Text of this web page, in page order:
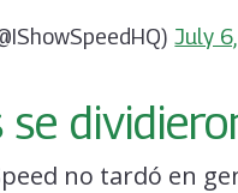
July
se
no tardó en